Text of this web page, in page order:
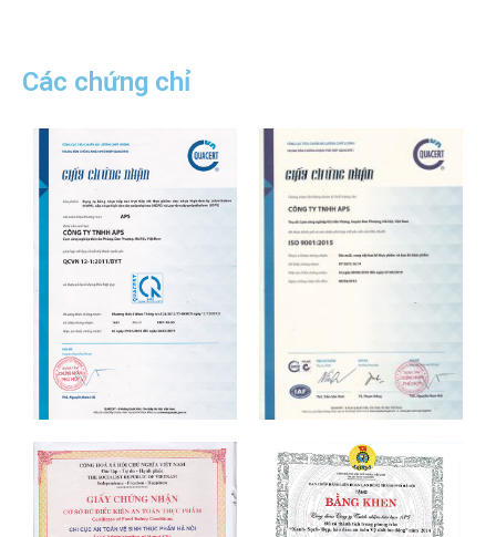
Các chứng chỉ